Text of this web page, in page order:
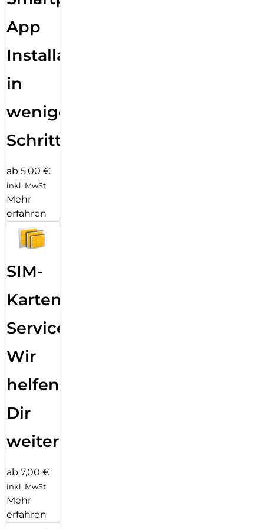
App
Installation
in
wenigen
Schritten
ab 5,00 €
inkl. MwSt.
Mehr
erfahren
SIM-
Karten
Service:
Wir
helfen
Dir
weiter
ab 7,00 €
inkl. MwSt.
Mehr
erfahren